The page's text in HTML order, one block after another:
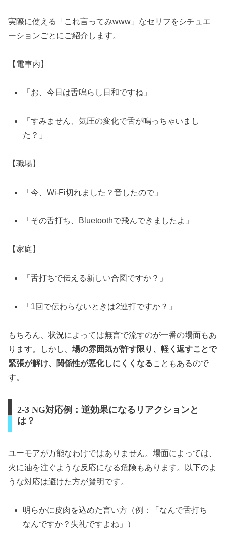
実際に使える「これ言ってみwww」なセリフをシチュエ
ーションごとにご紹介します。
【電車内】
「お、今日は舌鳴らし日和ですね」
「すみません、気圧の変化で舌が鳴っちゃいまし
た？」
【職場】
「今、Wi-Fi切れました？音したので」
「その舌打ち、Bluetoothで飛んできましたよ」
【家庭】
「舌打ちで伝える新しい合図ですか？」
「1回で伝わらないときは2連打ですか？」
もちろん、状況によっては無言で流すのが一番の場面もあ
ります。しかし、 場の雰囲気が許す限り、軽く返すことで
緊張が解け、関係性が悪化しにくくなることもあるので
す。
2-3 NG対応例：逆効果になるリアクションと
は？
ユーモアが万能なわけではありません。場面によっては、
火に油を注ぐような反応になる危険もあります。以下のよ
うな対応は避けた方が賢明です。
明らかに皮肉を込めた言い方（例：「なんで舌打ち
なんですか？失礼ですよね」）